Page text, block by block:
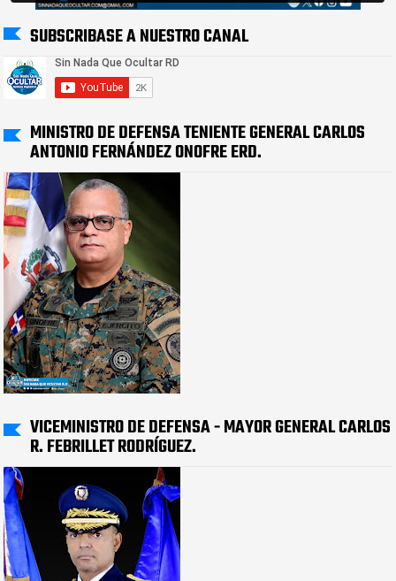
SUBSCRIBASE A NUESTRO CANAL
MINISTRO DE DEFENSA TENIENTE GENERAL CARLOS
ANTONIO FERNÁNDEZ ONOFRE ERD.
VICEMINISTRO DE DEFENSA - MAYOR GENERAL CARLOS
R. FEBRILLET RODRÍGUEZ.